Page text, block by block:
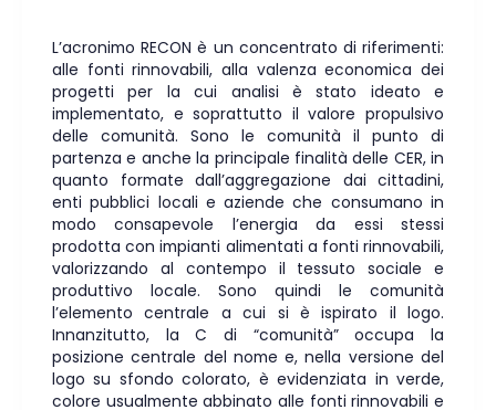
L’acronimo RECON è un concentrato di riferimenti:
alle fonti rinnovabili, alla valenza economica dei
progetti per la cui analisi è stato ideato e
implementato, e soprattutto il valore propulsivo
delle comunità. Sono le comunità il punto di
partenza e anche la principale finalità delle CER, in
quanto formate dall’aggregazione dai cittadini,
enti pubblici locali e aziende che consumano in
modo consapevole l’energia da essi stessi
prodotta con impianti alimentati a fonti rinnovabili,
valorizzando al contempo il tessuto sociale e
produttivo locale. Sono quindi le comunità
l’elemento centrale a cui si è ispirato il logo.
Innanzitutto, la C di “comunità” occupa la
posizione centrale del nome e, nella versione del
logo su sfondo colorato, è evidenziata in verde,
colore usualmente abbinato alle fonti rinnovabili e